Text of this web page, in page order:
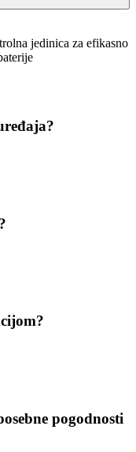
jedinica za efikasno
pogodnosti